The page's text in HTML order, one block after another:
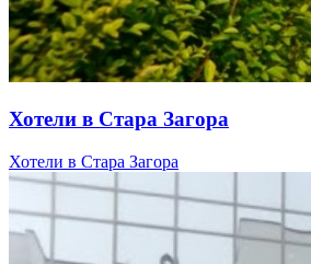
Хотели в Стара Загора
Хотели в Стара Загора